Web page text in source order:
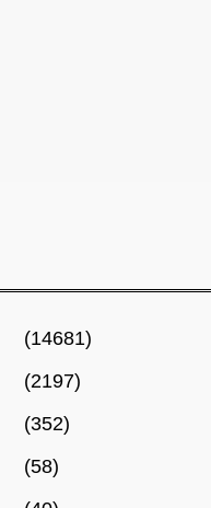
(14681)
(2197)
(352)
(58)